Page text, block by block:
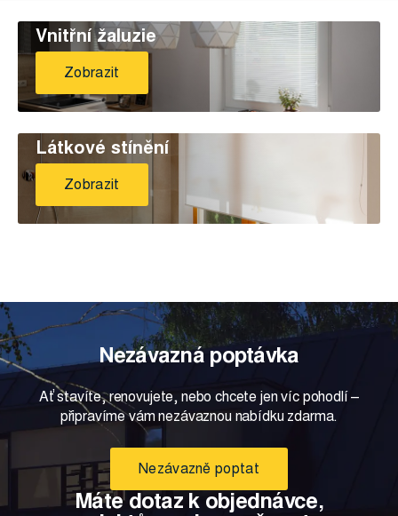
Vnitřní žaluzie
Zobrazit
Látkové stínění
Zobrazit
Nezávazná poptávka
Ať stavíte, renovujete, nebo chcete jen víc pohodlí –
připravíme vám nezávaznou nabídku zdarma.
Nezávazně poptat
Máte dotaz k objednávce,